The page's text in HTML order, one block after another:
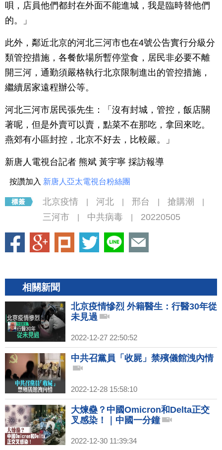
唄，店員他們都封在外面不能進城，我是臨時替他們
的。」
此外，鄰近北京的河北三河市也在4號公告實行分級分
類管控措施，各餐飲場所暫停堂食，居民非必要不離
開三河，通勤須嚴格執行北京限制進出的管控措施，
繼續居家遠程辦公等。
河北三河市居民張先生：「沒有封城，管控，飯店關
著呢，但是外賣可以賣，點菜不在那吃，拿回來吃。
燕郊有小區封控，北京不好去，比較嚴。」
新唐人電視台記者 熊斌 黃宇寧 採訪報導
按讚加入 新唐人亞太電視台粉絲團
北京疫情 河北 邢台 搶購潮
三河市 中共病毒 20220505
相關新聞
北京疫情慘烈 外籍醫生：行醫30年從
未見過
2022-12-27 22:50:52
中共召黨員「收屍」禁殯儀館洩內情
2022-12-28 15:58:10
大煉蠱？中國Omicron和Delta正交
叉感染！｜中國一分鐘
2022-12-30 11:39:34